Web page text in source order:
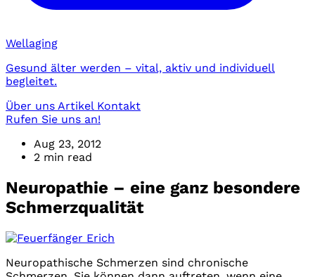
Wellaging
Gesund älter werden – vital, aktiv und individuell
begleitet.
Über uns Artikel Kontakt
Rufen Sie uns an!
Aug 23, 2012
2 min read
Neuropathie – eine ganz besondere
Schmerzqualität
Neuropathische Schmerzen sind chronische